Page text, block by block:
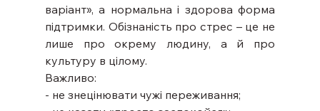
варіант», а нормальна і здорова форма
підтримки. Обізнаність про стрес – це не
лише про окрему людину, а й про
культуру в цілому.
Важливо:
- не знецінювати чужі переживання;